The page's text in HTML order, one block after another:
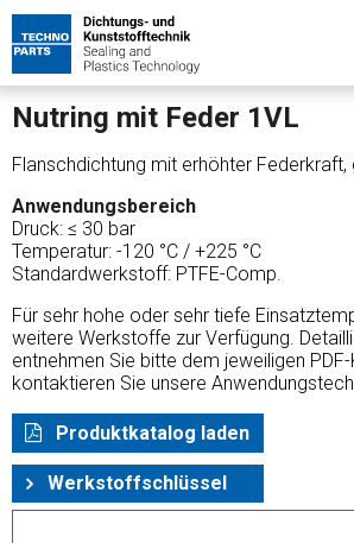
Nutring mit Feder 1VL
Flanschdichtung mit erhöhter Federkraft,
Anwendungsbereich
Druck: ≤ 30 bar
Temperatur: -120 °C / +225 °C
Standardwerkstoff: PTFE-Comp.
Für sehr hohe oder sehr tiefe
weitere Werkstoffe zur Verfügung.
entnehmen Sie bitte dem jeweiligen
kontaktieren Sie unsere
Produktkatalog laden
Werkstoffschlüssel